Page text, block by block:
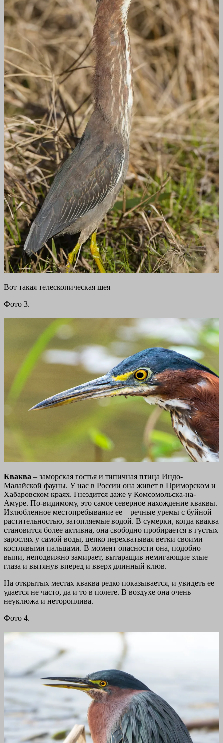
Вот такая телескопическая шея.
Фото 3.
Кваква – заморская гостья и типичная птица Индо-
Малайской фауны. У нас в России она живет в Приморском и
Хабаровском краях. Гнездится даже у Комсомольска-на-
Амуре. По-видимому, это самое северное нахождение кваквы.
Излюбленное местопребывание ее – речные уремы с буйной
растительностью, затопляемые водой. В сумерки, когда кваква
становится более активна, она свободно пробирается в густых
зарослях у самой воды, цепко перехватывая ветки своими
костлявыми пальцами. В момент опасности она, подобно
выпи, неподвижно замирает, вытаращив немигающие злые
глаза и вытянув вперед и вверх длинный клюв.
На открытых местах кваква редко показывается, и увидеть ее
удается не часто, да и то в полете. В воздухе она очень
неуклюжа и нетороплива.
Фото 4.